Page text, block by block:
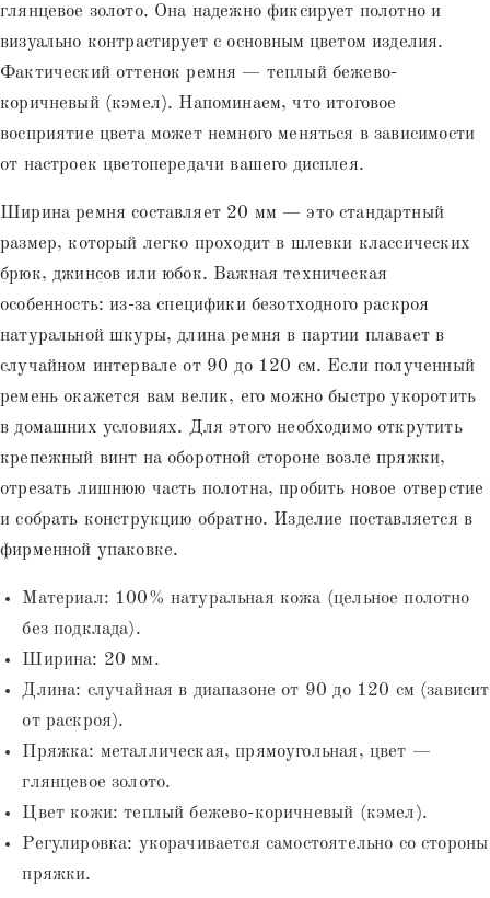
глянцевое золото. Она надежно фиксирует полотно и
визуально контрастирует с основным цветом изделия.
Фактический оттенок ремня — теплый бежево-
коричневый (кэмел). Напоминаем, что итоговое
восприятие цвета может немного меняться в зависимости
от настроек цветопередачи вашего дисплея.
Ширина ремня составляет 20 мм — это стандартный
размер, который легко проходит в шлевки классических
брюк, джинсов или юбок. Важная техническая
особенность: из-за специфики безотходного раскроя
натуральной шкуры, длина ремня в партии плавает в
случайном интервале от 90 до 120 см. Если полученный
ремень окажется вам велик, его можно быстро укоротить
в домашних условиях. Для этого необходимо открутить
крепежный винт на оборотной стороне возле пряжки,
отрезать лишнюю часть полотна, пробить новое отверстие
и собрать конструкцию обратно. Изделие поставляется в
фирменной упаковке.
Материал: 100% натуральная кожа (цельное полотно
без подклада).
Ширина: 20 мм.
Длина: случайная в диапазоне от 90 до 120 см (зависит
от раскроя).
Пряжка: металлическая, прямоугольная, цвет —
глянцевое золото.
Цвет кожи: теплый бежево-коричневый (кэмел).
Регулировка: укорачивается самостоятельно со стороны
пряжки.